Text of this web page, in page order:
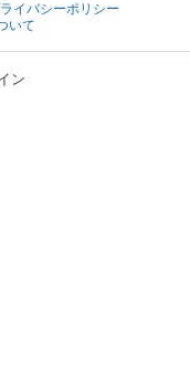
イバシーポリシー
いて
ン